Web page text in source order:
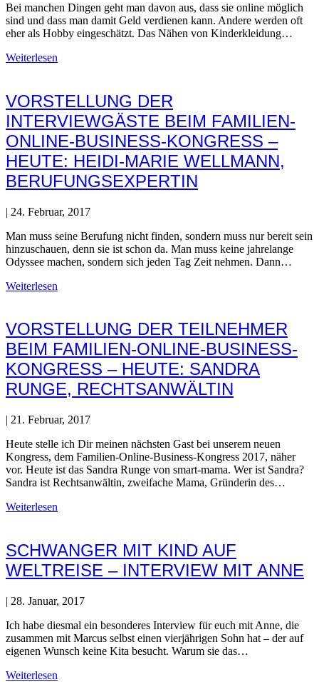
Bei manchen Dingen geht man davon aus, dass sie online möglich
sind und dass man damit Geld verdienen kann. Andere werden oft
eher als Hobby eingeschätzt. Das Nähen von Kinderkleidung…
Weiterlesen
VORSTELLUNG DER
INTERVIEWGÄSTE BEIM FAMILIEN-
ONLINE-BUSINESS-KONGRESS –
HEUTE: HEIDI-MARIE WELLMANN,
BERUFUNGSEXPERTIN
| 24. Februar, 2017
Man muss seine Berufung nicht finden, sondern muss nur bereit sein
hinzuschauen, denn sie ist schon da. Man muss keine jahrelange
Odyssee machen, sondern sich jeden Tag Zeit nehmen. Dann…
Weiterlesen
VORSTELLUNG DER TEILNEHMER
BEIM FAMILIEN-ONLINE-BUSINESS-
KONGRESS – HEUTE: SANDRA
RUNGE, RECHTSANWÄLTIN
| 21. Februar, 2017
Heute stelle ich Dir meinen nächsten Gast bei unserem neuen
Kongress, dem Familien-Online-Business-Kongress 2017, näher
vor. Heute ist das Sandra Runge von smart-mama. Wer ist Sandra?
Sandra ist Rechtsanwältin, zweifache Mama, Gründerin des…
Weiterlesen
SCHWANGER MIT KIND AUF
WELTREISE – INTERVIEW MIT ANNE
| 28. Januar, 2017
Ich habe diesmal ein besonderes Interview für euch mit Anne, die
zusammen mit Marcus selbst einen vierjährigen Sohn hat – der auf
eigenen Wunsch keine Kita besucht. Warum sie das…
Weiterlesen